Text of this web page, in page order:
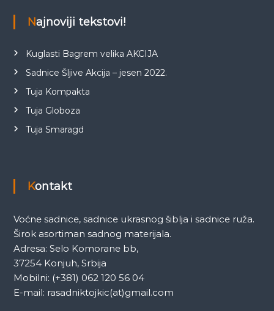
Najnoviji tekstovi!
Kuglasti Bagrem velika AKCIJA
Sadnice Šljive Akcija – jesen 2022.
Tuja Kompakta
Tuja Globoza
Tuja Smaragd
Kontakt
Voćne sadnice, sadnice ukrasnog šiblja i sadnice ruža.
Širok asortiman sadnog materijala.
Adresa: Selo Komorane bb,
37254 Konjuh, Srbija
Mobilni: (+381) 062 120 56 04
E-mail: rasadniktojkic(at)gmail.com